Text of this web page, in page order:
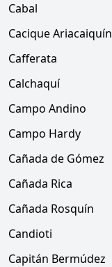
Cabal
Cacique Ariacaiquín
Cafferata
Calchaquí
Campo Andino
Campo Hardy
Cañada de Gómez
Cañada Rica
Cañada Rosquín
Candioti
Capitán Bermúdez